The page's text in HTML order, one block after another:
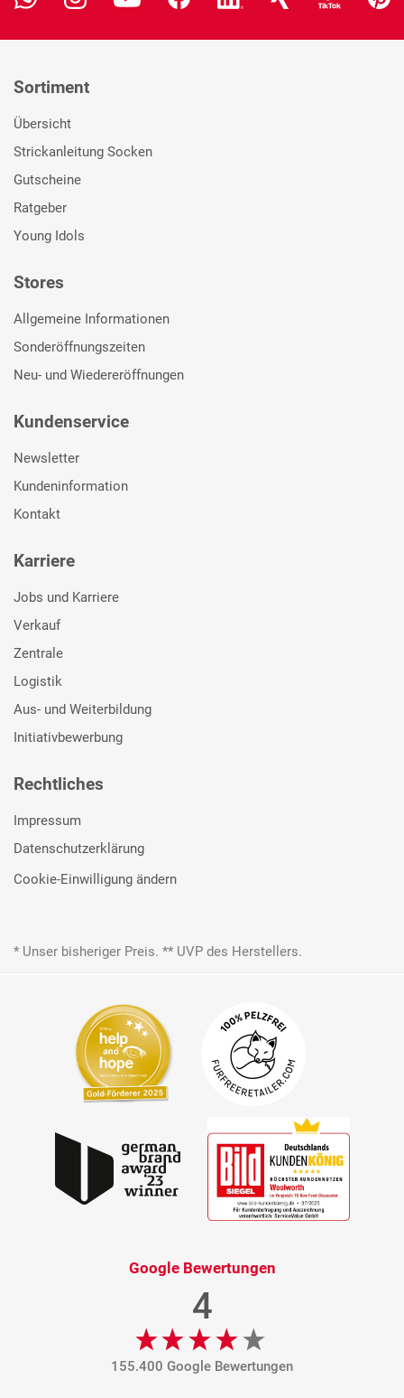
Sortiment
Übersicht
Strickanleitung Socken
Gutscheine
Ratgeber
Young Idols
Stores
Allgemeine Informationen
Sonderöffnungszeiten
Neu- und Wiedereröffnungen
Kundenservice
Newsletter
Kundeninformation
Kontakt
Karriere
Jobs und Karriere
Verkauf
Zentrale
Logistik
Aus- und Weiterbildung
Initiativbewerbung
Rechtliches
Impressum
Datenschutzerklärung
Cookie-Einwilligung ändern
* Unser bisheriger Preis. ** UVP des Herstellers.
Google Bewertungen
4
155.400 Google Bewertungen